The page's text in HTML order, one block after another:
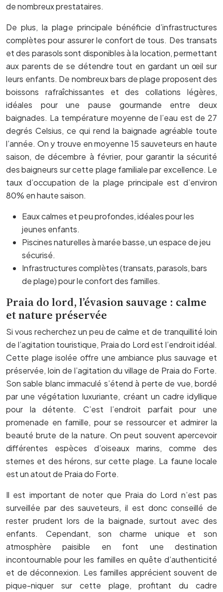
de nombreux prestataires.
De plus, la plage principale bénéficie d’infrastructures
complètes pour assurer le confort de tous. Des transats
et des parasols sont disponibles à la location, permettant
aux parents de se détendre tout en gardant un œil sur
leurs enfants. De nombreux bars de plage proposent des
boissons rafraîchissantes et des collations légères,
idéales pour une pause gourmande entre deux
baignades. La température moyenne de l’eau est de 27
degrés Celsius, ce qui rend la baignade agréable toute
l’année. On y trouve en moyenne 15 sauveteurs en haute
saison, de décembre à février, pour garantir la sécurité
des baigneurs sur cette plage familiale par excellence. Le
taux d’occupation de la plage principale est d’environ
80% en haute saison.
Eaux calmes et peu profondes, idéales pour les
jeunes enfants.
Piscines naturelles à marée basse, un espace de jeu
sécurisé.
Infrastructures complètes (transats, parasols, bars
de plage) pour le confort des familles.
Praia do lord, l’évasion sauvage : calme
et nature préservée
Si vous recherchez un peu de calme et de tranquillité loin
de l’agitation touristique, Praia do Lord est l’endroit idéal.
Cette plage isolée offre une ambiance plus sauvage et
préservée, loin de l’agitation du village de Praia do Forte.
Son sable blanc immaculé s’étend à perte de vue, bordé
par une végétation luxuriante, créant un cadre idyllique
pour la détente. C’est l’endroit parfait pour une
promenade en famille, pour se ressourcer et admirer la
beauté brute de la nature. On peut souvent apercevoir
différentes espèces d’oiseaux marins, comme des
sternes et des hérons, sur cette plage. La faune locale
est un atout de Praia do Forte.
Il est important de noter que Praia do Lord n’est pas
surveillée par des sauveteurs, il est donc conseillé de
rester prudent lors de la baignade, surtout avec des
enfants. Cependant, son charme unique et son
atmosphère paisible en font une destination
incontournable pour les familles en quête d’authenticité
et de déconnexion. Les familles apprécient souvent de
pique-niquer sur cette plage, profitant du cadre